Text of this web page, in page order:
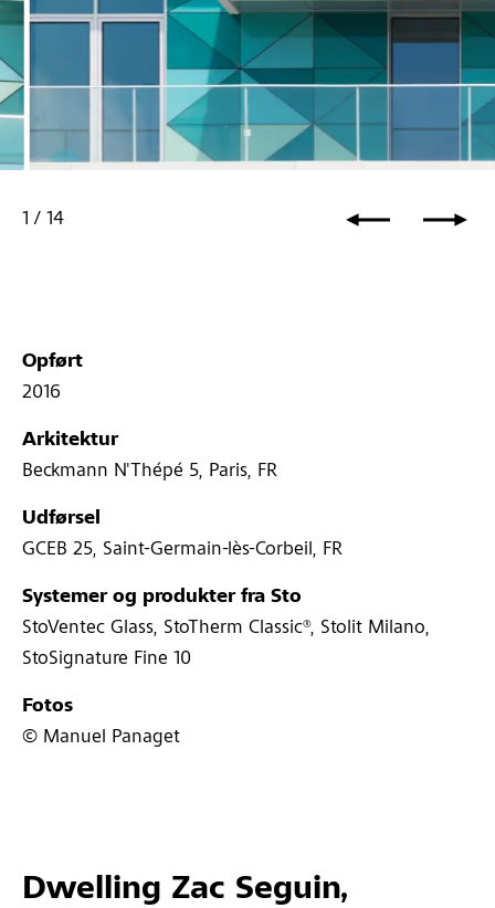
1 / 14
Opført
2016
Arkitektur
Beckmann N'Thépé 5, Paris, FR
Udførsel
GCEB 25, Saint-Germain-lès-Corbeil, FR
Systemer og produkter fra Sto
StoVentec Glass, StoTherm Classic®, Stolit Milano,
StoSignature Fine 10
Fotos
© Manuel Panaget
Dwelling Zac Seguin,